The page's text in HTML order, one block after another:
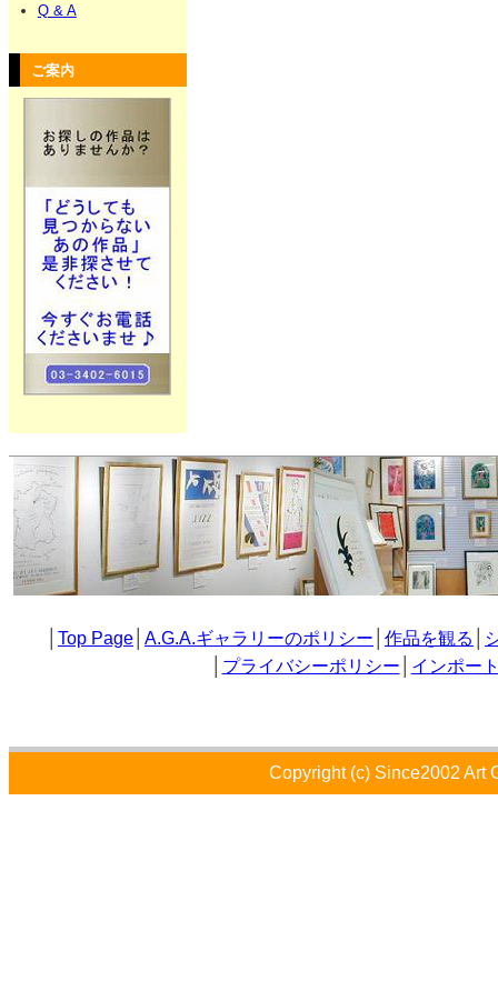
Q & A
ご案内
Top Page A.G.A.ギャラリーのポリシー 作品を観る
プライバシーポリシー インポー
Copyright (c) Since2002 Art